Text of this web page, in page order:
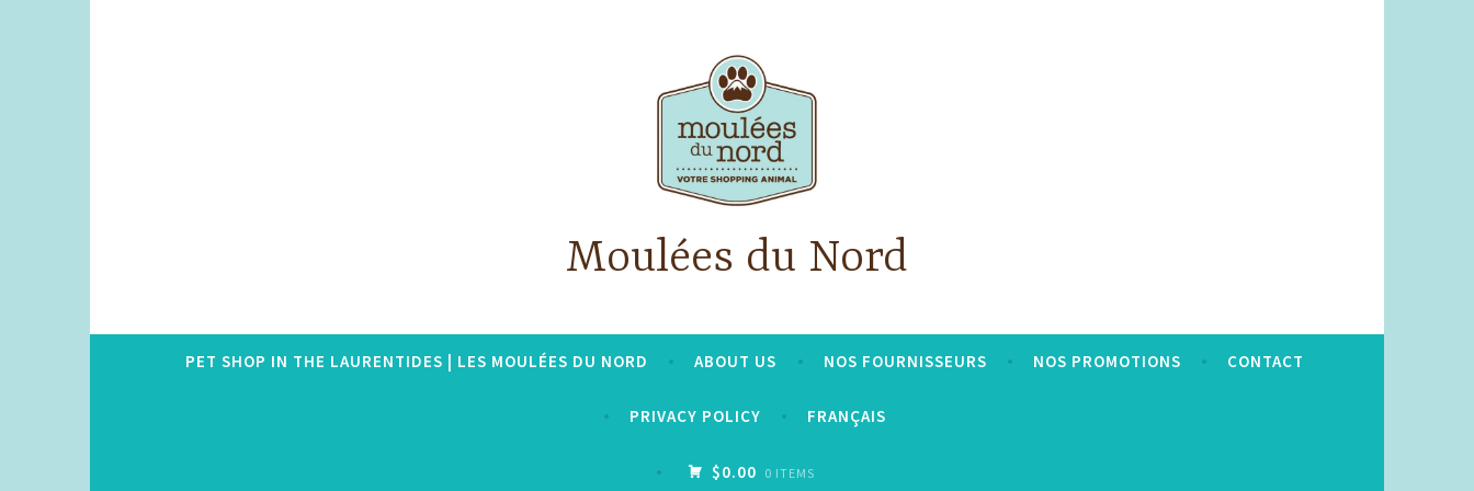
Moulées du Nord
PET SHOP IN THE LAURENTIDES | LES MOULÉES DU NORD ABOUT US NOS FOURNISSEURS NOS PROMOTIONS CONTACT
PRIVACY POLICY FRANÇAIS
$0.00 0 ITEMS